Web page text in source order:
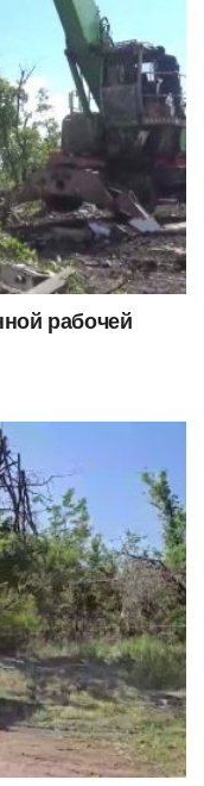
рабочей